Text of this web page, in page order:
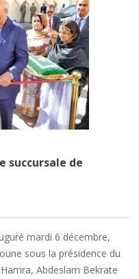
succursale de
mardi 6 décembre,
sous la présidence du
Abdeslam Bekrate